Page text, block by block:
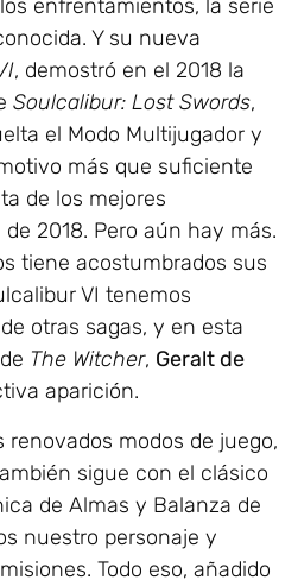
enfrentamientos, la serie
Y su nueva
, demostró en el 2018 la
Soulcalibur: Lost Swords,
el Modo Multijugador y
más que suficiente
de los mejores
2018. Pero aún hay más.
tiene acostumbrados sus
VI tenemos
otras sagas, y en esta
The Witcher, Geralt de
aparición.
renovados modos de juego,
sigue con el clásico
de Almas y Balanza de
nuestro personaje y
Todo eso, añadido